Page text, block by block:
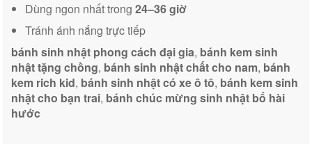
Dùng ngon nhất trong 24–36 giờ
Tránh ánh nắng trực tiếp
bánh sinh nhật phong cách đại gia, bánh kem sinh
nhật tặng chồng, bánh sinh nhật chất cho nam, bánh
kem rich kid, bánh sinh nhật có xe ô tô, bánh kem sinh
nhật cho bạn trai, bánh chúc mừng sinh nhật bố hài
hước